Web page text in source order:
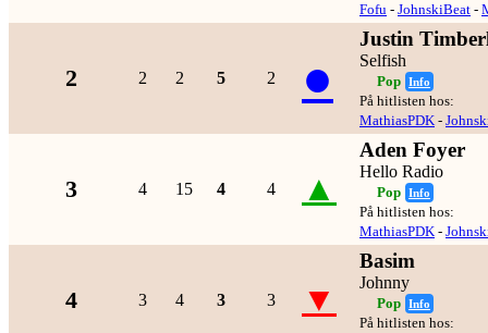
Fofu - JohnskiBeat -
2 2 2 5 2 ●
Justin
Selfish
Pop Info
På hitlisten hos:
MathiasPDK -
3 4 15 4 4 ▲
Aden Foyer
Hello Radio
Pop Info
På hitlisten hos:
MathiasPDK -
4 3 4 3 3 ▼
Basim
Johnny
Pop Info
På hitlisten hos: